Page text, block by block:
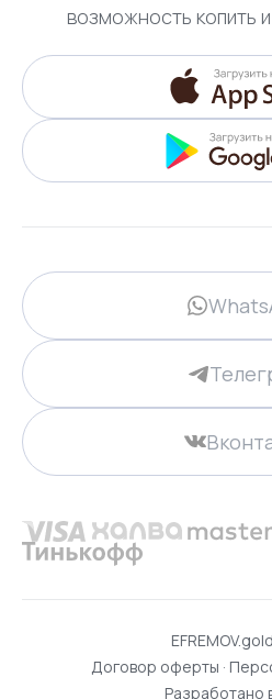
возможность копить
Договор оферты ·
Разработано